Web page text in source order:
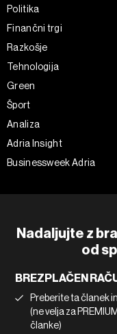
Nadaljujte z
od
BREZPLAČEN
Preberite ta članek
(ne velja za PREMIUM
članke)
Politika
Finančni trgi
Razkošje
Tehnologija
Green
Šport
Analiza
Adria Insight
Businessweek Adria
Piškotki
Marketing
Uporaba umetne